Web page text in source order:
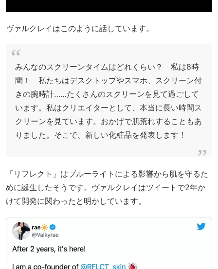
ヴァルクレイはこのように話しています。
みんなのスクリーンタイムはどれくらい？ 私は8時
間！ 私たちはデスクトップやスマホ、スクリーン付
きの腕時計……たくさんのスクリーンを見て過ごして
います。私はクリエイターとして、本当に長い時間ス
クリーンを見ています。おかげで肌荒れすることもあ
りました。そこで、新しい化粧品を発表します！
「リフレクト」はブルーライトによる影響から肌を守るた
めに誕生したそうです。ヴァルクレイはツイートで2年か
けて開発に関わったと明かしています。